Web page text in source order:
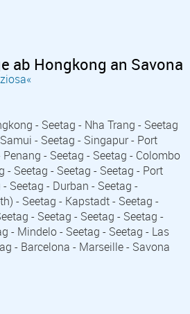
ab Hongkong an Savona
- Seetag - Nha Trang - Seetag
- Seetag - Singapur - Port
- Seetag - Seetag - Colombo
- Seetag - Seetag - Seetag - Port
Seetag - Durban - Seetag -
- Seetag - Kapstadt - Seetag -
- Seetag - Seetag - Seetag -
- Mindelo - Seetag - Seetag - Las
- Barcelona - Marseille - Savona